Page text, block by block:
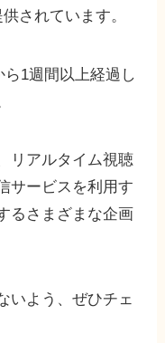
されています。
1週間以上経過し
リアルタイム視聴
サービスを利用す
るさまざまな企画
いよう、ぜひチェ